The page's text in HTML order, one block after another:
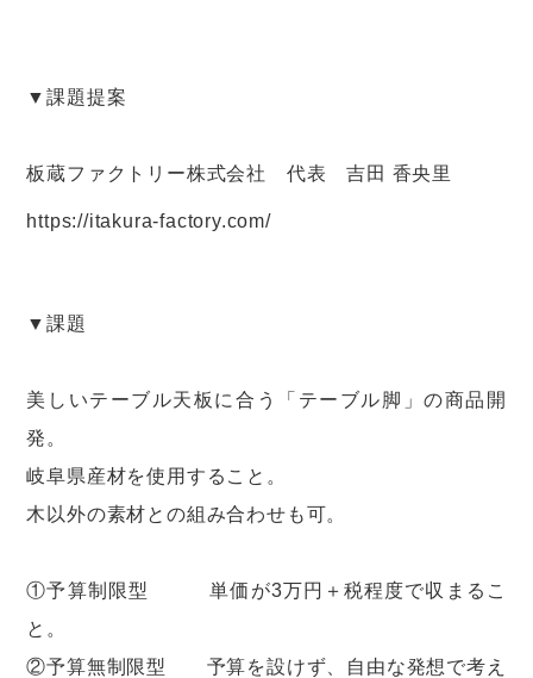
▼課題提案
板蔵ファクトリー株式会社 代表 吉田 香央里
https://itakura-factory.com/
▼課題
美しいテーブル天板に合う「テーブル脚」の商品開
発。
岐阜県産材を使用すること。
木以外の素材との組み合わせも可。
①予算制限型 単価が3万円＋税程度で収まるこ
と。
②予算無制限型 予算を設けず、自由な発想で考え